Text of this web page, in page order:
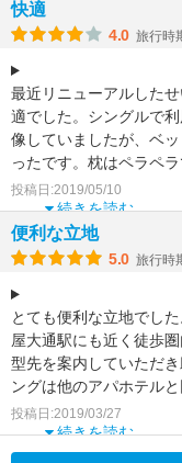
快適
4.0 旅行時
最近リニューアルした
適でした。シングルで
像していましたが、ベ
ったです。枕はペラペ
感じましたが、快
続きを読む
投稿日:2019/05/10
便利な立地
5.0 旅行時
とても便利な立地でし
屋大通駅にも近く徒歩
型先を案内していただ
ングは他のアパホテル
ました。大浴場も
続きを読む
投稿日:2019/03/27